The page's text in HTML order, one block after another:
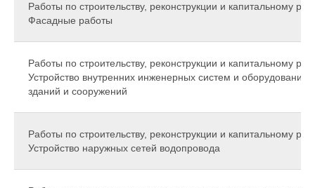
Работы по строительству, реконструкции и капитальному
Фасадные работы
Работы по строительству, реконструкции и капитальному
Устройство внутренних инженерных систем и оборудования
зданий и сооружений
Работы по строительству, реконструкции и капитальному
Устройство наружных сетей водопровода